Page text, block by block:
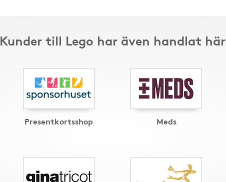
Kunder till Lego har även handlat här
Presentkortsshop Meds